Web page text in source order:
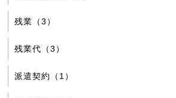
残業（3）
残業代（3）
派遣契約（1）